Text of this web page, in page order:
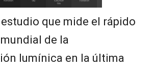
que mide el rápido
de la
lumínica en la última